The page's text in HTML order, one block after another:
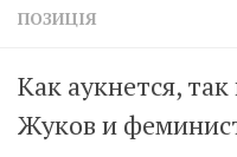
Зараз
Позиція
Дії
ПОЗИЦІЯ
Как аукнется,
Жуков и